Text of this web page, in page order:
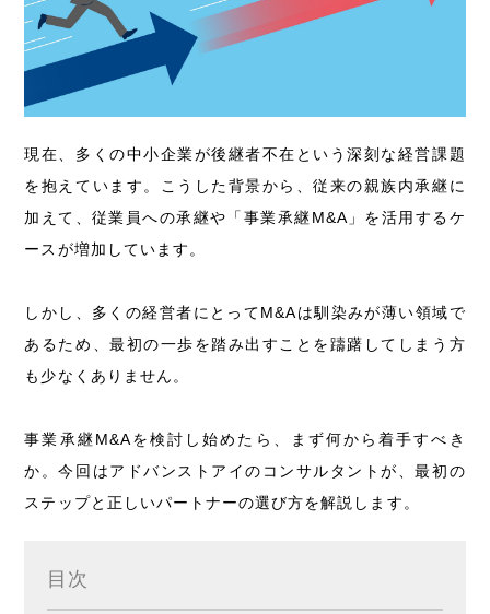
現在、多くの中小企業が後継者不在という深刻な経営課題
を抱えています。こうした背景から、従来の親族内承継に
加えて、従業員への承継や「事業承継M&A」を活用するケ
ースが増加しています。
しかし、多くの経営者にとってM&Aは馴染みが薄い領域で
あるため、最初の一歩を踏み出すことを躊躇してしまう方
も少なくありません。
事業承継M&Aを検討し始めたら、まず何から着手すべき
か。今回はアドバンストアイのコンサルタントが、最初の
ステップと正しいパートナーの選び方を解説します。
目次